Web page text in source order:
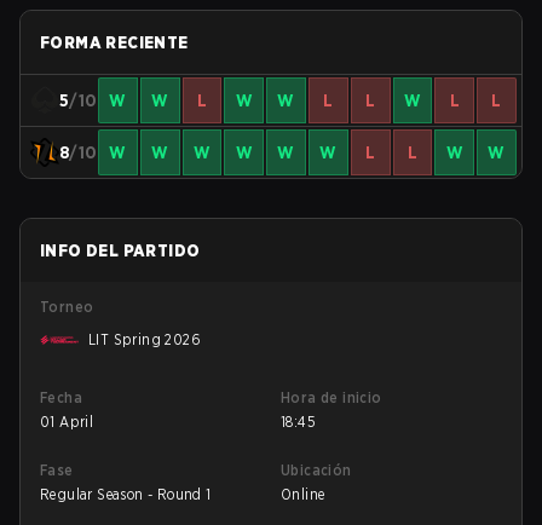
FORMA RECIENTE
5/10 W W L W W L L W L L
8/10 W W W W W W L L W W
INFO DEL PARTIDO
Torneo
LIT Spring 2026
Fecha
01 April
Hora de inicio
18:45
Fase
Regular Season - Round 1
Ubicación
Online